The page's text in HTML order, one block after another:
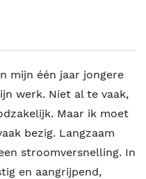
mijn één jaar jongere
werk. Niet al te vaak,
Maar ik moet
bezig. Langzaam
stroomversnelling. In
en aangrijpend,